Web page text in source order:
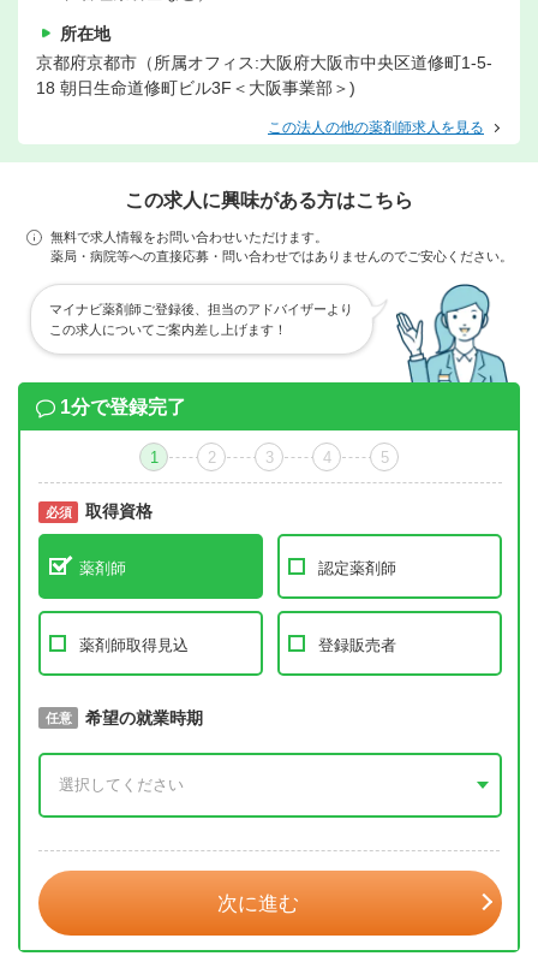
所在地
京都府京都市（所属オフィス:大阪府大阪市中央区道修町1-5-
18 朝日生命道修町ビル3F＜大阪事業部＞)
この法人の他の薬剤師求人を見る
この求人に興味がある方はこちら
無料で求人情報をお問い合わせいただけます。
薬局・病院等への直接応募・問い合わせではありませんのでご安心ください。
マイナビ薬剤師ご登録後、担当のアドバイザーより
この求人についてご案内差し上げます！
1分で登録完了
1 2 3 4 5
必須 取得資格
薬剤師 認定薬剤師
薬剤師取得見込 登録販売者
必須 取得予定年
任意 希望の就業時期
次に進む